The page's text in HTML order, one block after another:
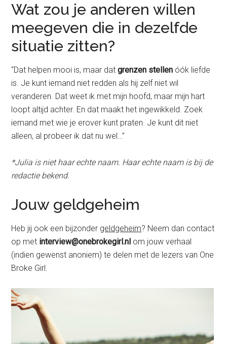
Wat zou je anderen willen
meegeven die in dezelfde
situatie zitten?
“Dat helpen mooi is, maar datgrenzen stellen óók liefde
is. Je kunt iemand niet redden als hij zelf niet wil
veranderen. Dat weet ik met mijn hoofd, maar mijn hart
loopt altijd achter. En dat maakt het ingewikkeld. Zoek
iemand met wie je erover kunt praten. Je kunt dit niet
alleen, al probeer ik dat nu wel…”
*Julia is niet haar echte naam. Haar echte naam is bij de
redactie bekend.
Jouw geldgeheim
Heb jij ook een bijzonder geldgeheim? Neem dan contact
op met interview@onebrokegirl.nl om jouw verhaal
(indien gewenst anoniem) te delen met de lezers van One
Broke Girl.